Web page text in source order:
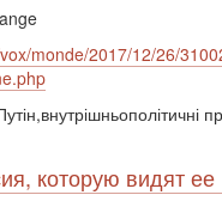
monde/2017/12/26/
которую видят